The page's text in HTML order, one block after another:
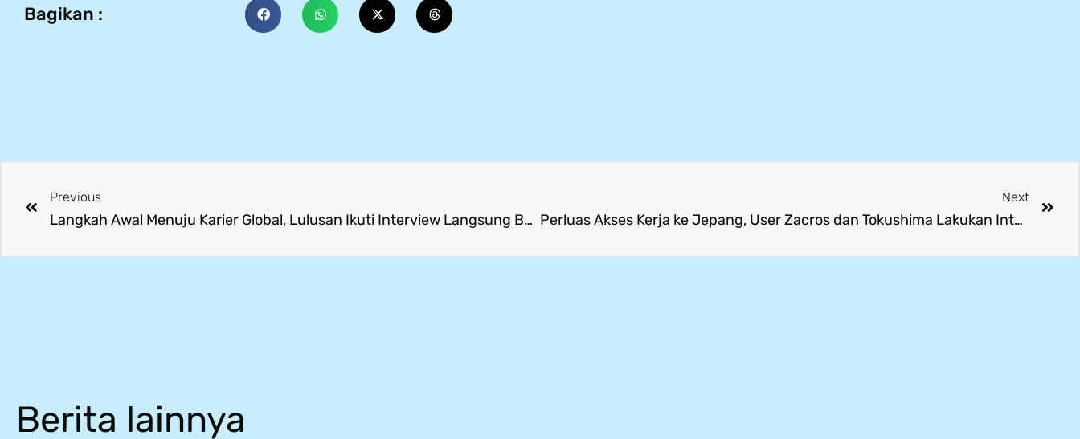
Bagikan :
Previous
Langkah Awal Menuju Karier Global, Lulusan Ikuti Interview Langsung Bersama Perusahaan Jepang
Next
Perluas Akses Kerja ke Jepang, User Zacros dan Tokushima Lakukan Interview Langsung di SMK Mitra Industri MM2100
Berita lainnya